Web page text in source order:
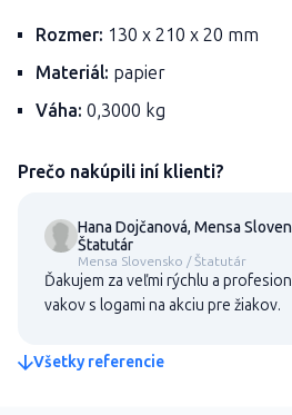
Rozmer: 130 x 210 x 20 mm
Materiál: papier
Váha: 0,3000 kg
Prečo nakúpili iní klienti?
Hana Dojčanová, Mensa
Štatutár
Mensa Slovensko / Štatutár
Ďakujem za veľmi rýchlu a
vakov s logami na akciu pre žiakov.
Všetky referencie